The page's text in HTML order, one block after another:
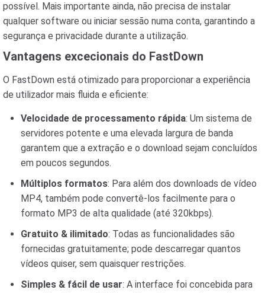
possível. Mais importante ainda, não precisa de instalar
qualquer software ou iniciar sessão numa conta, garantindo a
segurança e privacidade durante a utilização.
Vantagens excecionais do FastDown
O FastDown está otimizado para proporcionar a experiência
de utilizador mais fluida e eficiente:
Velocidade de processamento rápida: Um sistema de
servidores potente e uma elevada largura de banda
garantem que a extração e o download sejam concluídos
em poucos segundos.
Múltiplos formatos: Para além dos downloads de vídeo
MP4, também pode convertê-los facilmente para o
formato MP3 de alta qualidade (até 320kbps).
Gratuito & ilimitado: Todas as funcionalidades são
fornecidas gratuitamente; pode descarregar quantos
vídeos quiser, sem quaisquer restrições.
Simples & fácil de usar: A interface foi concebida para